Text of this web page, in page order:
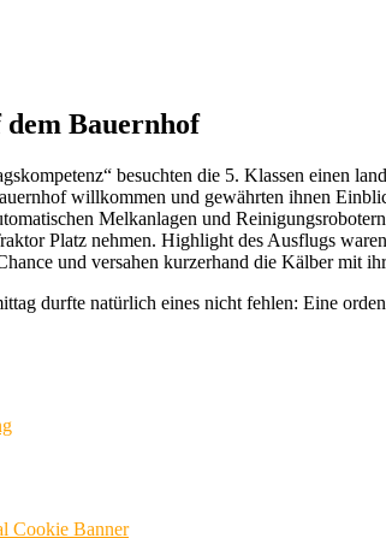
dem Bauernhof
besuchten die 5. Klassen einen
willkommen und gewährten ihnen
Melkanlagen und
Platz nehmen. Highlight des Ausflugs
und versahen kurzerhand die Kälber mit
durfte natürlich eines nicht fehlen: Eine
Cookie Banner